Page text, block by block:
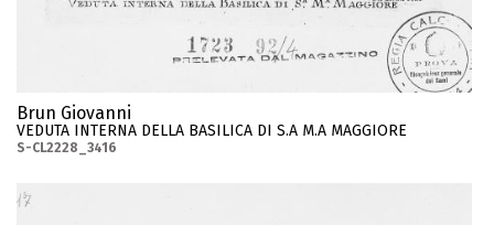
Brun Giovanni
VEDUTA INTERNA DELLA BASILICA DI S.A M.A MAGGIORE
S-CL2228_3416